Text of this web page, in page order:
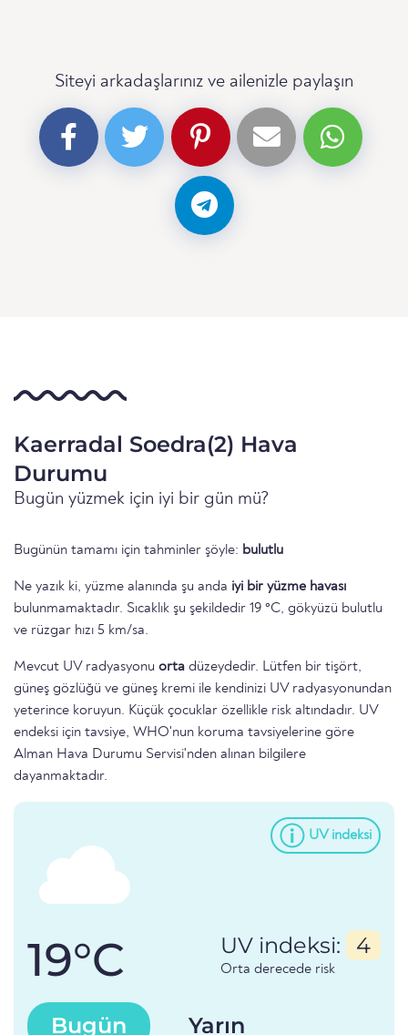
Siteyi arkadaşlarınız ve ailenizle paylaşın
Kaerradal Soedra(2) Hava
Durumu
Bugün yüzmek için iyi bir gün mü?
Bugünün tamamı için tahminler şöyle: bulutlu
Ne yazık ki, yüzme alanında şu anda iyi bir yüzme havası
bulunmamaktadır. Sıcaklık şu şekildedir 19 °C, gökyüzü bulutlu
ve rüzgar hızı 5 km/sa.
Mevcut UV radyasyonu orta düzeydedir. Lütfen bir tişört,
güneş gözlüğü ve güneş kremi ile kendinizi UV radyasyonundan
yeterince koruyun. Küçük çocuklar özellikle risk altındadır. UV
endeksi için tavsiye, WHO'nun koruma tavsiyelerine göre
Alman Hava Durumu Servisi'nden alınan bilgilere
dayanmaktadır.
UV indeksi
19°C UV indeksi: 4
Orta derecede risk
Bugün Yarın